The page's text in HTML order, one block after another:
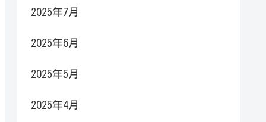
2025年7月
2025年6月
2025年5月
2025年4月